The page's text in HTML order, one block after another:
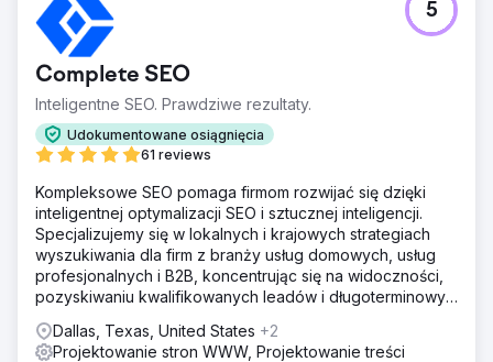
Complete SEO
Inteligentne SEO. Prawdziwe rezultaty.
Udokumentowane osiągnięcia
61 reviews
5
Kompleksowe SEO pomaga firmom rozwijać się dzięki
inteligentnej optymalizacji SEO i sztucznej inteligencji.
Specjalizujemy się w lokalnych i krajowych strategiach
wyszukiwania dla firm z branży usług domowych, usług
profesjonalnych i B2B, koncentrując się na widoczności,
pozyskiwaniu kwalifikowanych leadów i długoterminowym
Dallas, Texas, United States +2
Projektowanie stron WWW, Projektowanie treści